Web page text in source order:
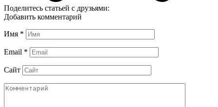
Поделитесь статьей с друзьями:
Добавить комментарий
Имя *
Email *
Сайт